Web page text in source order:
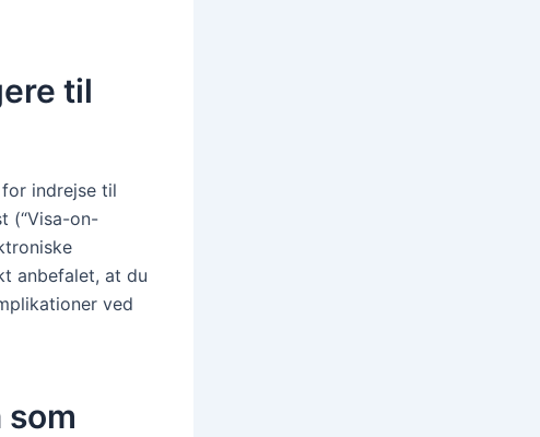
til
indrejse til
(“Visa-on-
anbefalet, at du
ved
som